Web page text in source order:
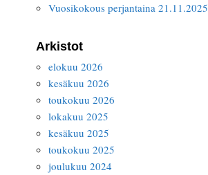
Vuosikokous perjantaina 21.11.2025
Arkistot
elokuu 2026
kesäkuu 2026
toukokuu 2026
lokakuu 2025
kesäkuu 2025
toukokuu 2025
joulukuu 2024